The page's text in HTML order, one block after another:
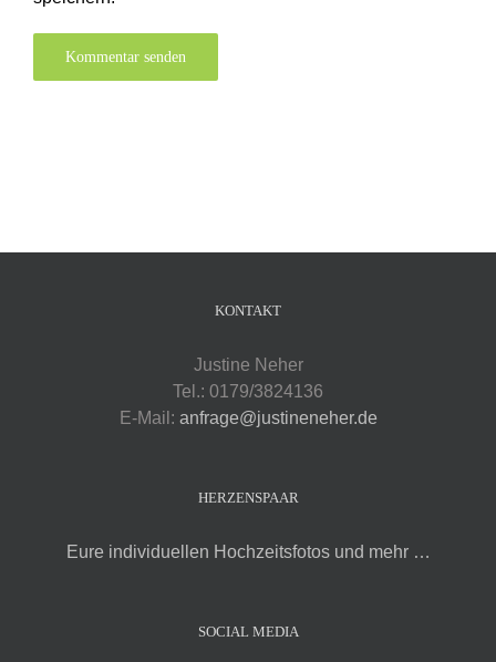
KONTAKT
Justine Neher
Tel.: 0179/3824136
E-Mail: anfrage@justineneher.de
HERZENSPAAR
Eure individuellen Hochzeitsfotos und mehr …
SOCIAL MEDIA